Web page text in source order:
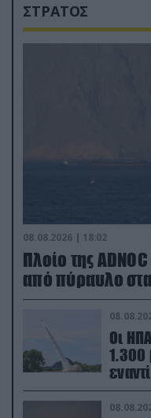
ΣΤΡΑΤΟΣ
08.08.2026 | 18:02
Πλοίο της
από πύραυλο
Οι
1.300